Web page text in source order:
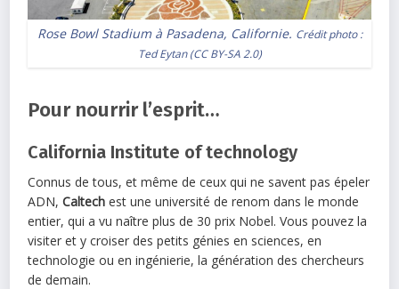
Rose Bowl Stadium à Pasadena, Californie. Crédit photo :
Ted Eytan(CC BY-SA 2.0)
Pour nourrir l’esprit…
California Institute of technology
Connus de tous, et même de ceux qui ne savent pas épeler
ADN,Caltech est une université de renom dans le monde
entier, qui a vu naître plus de 30 prix Nobel. Vous pouvez la
visiter et y croiser des petits génies en sciences, en
technologie ou en ingénierie, la génération des chercheurs
de demain.